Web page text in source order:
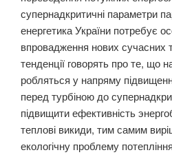
супернадкритичні параметри
енергетика України потребує
впровадження нових сучасних
тенденції говорять про те, що
робляться у напряму
перед турбіною до
підвищити ефективність
теплові викиди, тим самим
екологічну проблему